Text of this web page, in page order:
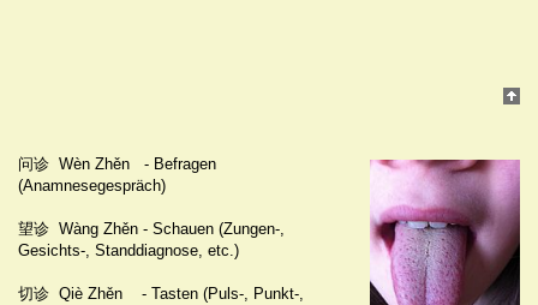
问诊 Wèn Zhěn - Befragen
(Anamnesegespräch)
望诊 Wàng Zhěn - Schauen (Zungen-,
Gesichts-, Standdiagnose, etc.)
切诊 Qiè Zhěn - Tasten (Puls-, Punkt-,